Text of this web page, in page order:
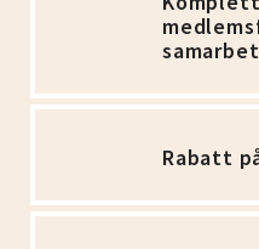
Rabatt